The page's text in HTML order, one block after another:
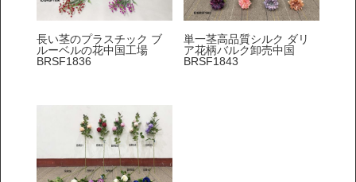
長い茎のプラスチック ブ
ルーベルの花中国工場
BRSF1836
単一茎高品質シルク ダリ
ア花柄バルク卸売中国
BRSF1843